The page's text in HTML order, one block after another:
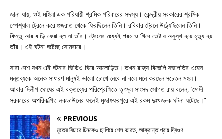
জানা যায়, ওই মহিলা এক পরিযায়ী শ্রমিক পরিবারের সদস্য। কেন্দ্রীয় সরকারের শ্রমিক
স্পেশ্যাল ট্রেনে করে গুজরাত থেকে ফিরছিলেন তিনি। রবিবার ট্রেনে উঠ্যেছিলেন তিনি।
কিন্তু আর বাড়ি ফেরা হল না তাঁর। ট্রেনের মধ্যেই গরম ও খিদে তেষ্টায় অসুস্থ হয়ে মৃত্যু হয়
তাঁর। এই ঘটনা ঘটেছে সোমবারে।
সারা দেশ যখন এই ঘটনার ভিডিও ঘিরে আলোড়িত। তখন রাজ্য বিজেপি সভাপতির এহেন
মন্তব্যকে অনেক সাধারণ মানুষই ভালো চোখে নেবে না বলে মনে করছেন সচেতন মহল।
আবার দিলীপ ঘোষের এই বক্তব্যের পরিপ্রেক্ষিতে তৃণমূল সাংসদ সৌগত রায় বলেন, ‘মোদী
সরকারের অপরিকল্পিত লকডাউনের ফলেই মুজাফফরপুরে এই রকম দুঃখজনক ঘটনা ঘটেছে।”
PREVIOUS
মৃতের বিচারে চিনকেও ছাপিয়ে গেল ভারত, আক্রান্ত প্রায় দ্বিগুণ